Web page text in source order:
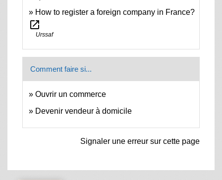
How to register a foreign company in France?
open_in_new
Urssaf
Comment faire si...
Ouvrir un commerce
Devenir vendeur à domicile
Signaler une erreur sur cette page